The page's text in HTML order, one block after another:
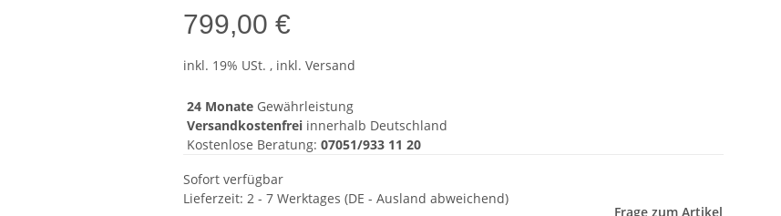
799,00 €
inkl. 19% USt. , inkl. Versand
24 Monate Gewährleistung
Versandkostenfrei innerhalb Deutschland
Kostenlose Beratung: 07051/933 11 20
Sofort verfügbar
Lieferzeit: 2 - 7 Werktages (DE - Ausland abweichend)
Frage zum Artikel